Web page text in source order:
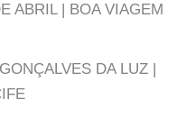
ABRIL | BOA VIAGEM
DA LUZ |